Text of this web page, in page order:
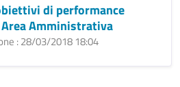
di performance
Amministrativa
: 28/03/2018 18:04